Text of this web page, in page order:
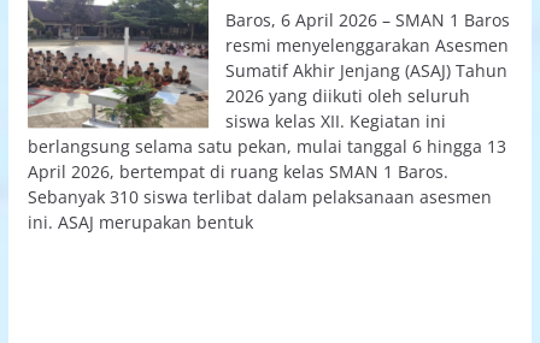
Baros, 6 April 2026 – SMAN 1 Baros
resmi menyelenggarakan Asesmen
Sumatif Akhir Jenjang (ASAJ) Tahun
2026 yang diikuti oleh seluruh
siswa kelas XII. Kegiatan ini
berlangsung selama satu pekan, mulai tanggal 6 hingga 13
April 2026, bertempat di ruang kelas SMAN 1 Baros.
Sebanyak 310 siswa terlibat dalam pelaksanaan asesmen
ini. ASAJ merupakan bentuk